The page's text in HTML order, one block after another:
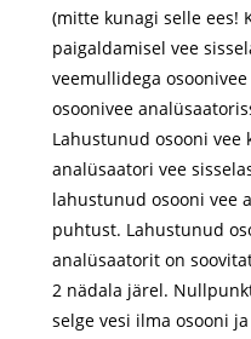
(mitte kunagi selle ees!
paigaldamisel vee
veemullidega
osoonivee
Lahustunud osooni vee
analüsaatori vee
lahustunud osooni vee
puhtust. Lahustunud
analüsaatorit on
2 nädala järel.
selge vesi ilma osooni